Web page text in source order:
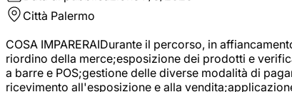
Città Palermo
COSA IMPARERAIDurante il percorso, in
riordino della merce;esposizione dei prodotti e
a barre e POS;gestione delle diverse modalità di
ricevimento all'esposizione e alla